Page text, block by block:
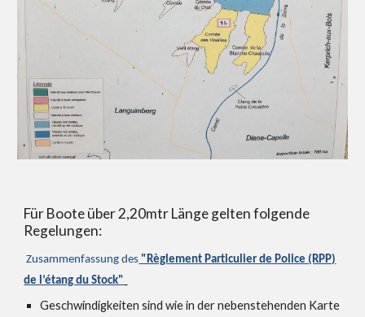
Für Boote über 2,20mtr Länge gelten folgende
Regelungen:
Zusammenfassung des "Règlement Particulier de Police (RPP)
de l’étang du Stock"
Geschwindigkeiten sind wie in der nebenstehenden Karte